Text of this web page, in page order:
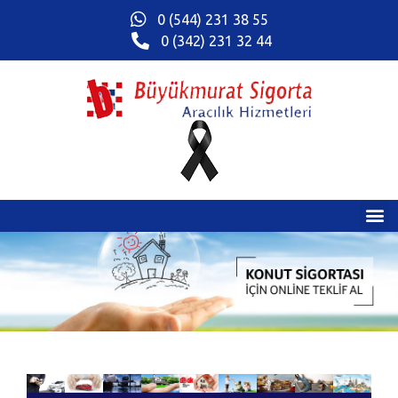
0 (544) 231 38 55
0 (342) 231 32 44